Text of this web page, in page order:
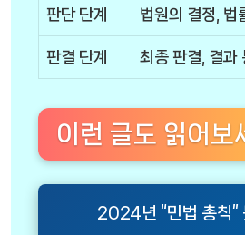
판단 단계 법원의 결정, 법
판결 단계 최종 판결, 결과
이런 글도 읽어보
2024년 “민법 총칙”